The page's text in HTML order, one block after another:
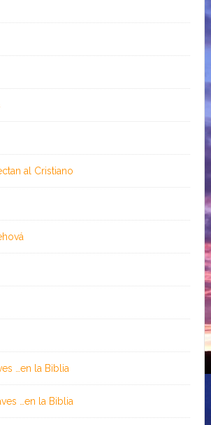
al Cristiano
…en la Biblia
…en la Biblia